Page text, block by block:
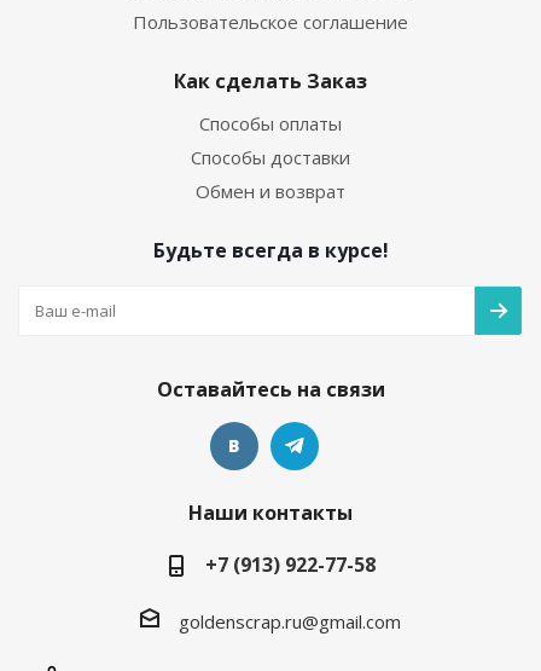
Пользовательское соглашение
Как сделать Заказ
Способы оплаты
Способы доставки
Обмен и возврат
Будьте всегда в курсе!
Оставайтесь на связи
Наши контакты
+7 (913) 922-77-58
goldenscrap.ru@gmail.com